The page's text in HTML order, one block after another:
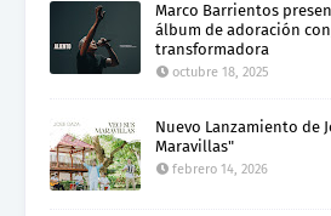
Marco Barrientos
álbum de adoración
transformadora
octubre 18, 2025
Nuevo Lanzamiento de
Maravillas"
febrero 14, 2026